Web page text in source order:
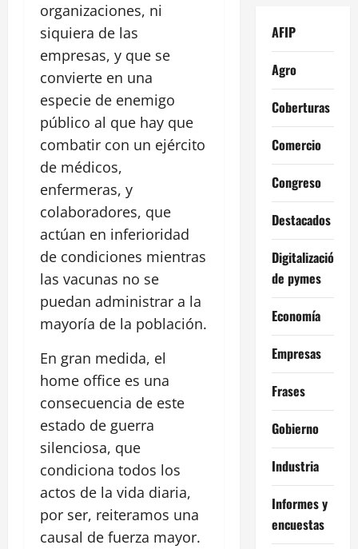
organizaciones, ni
siquiera de las
empresas, y que se
convierte en una
especie de enemigo
público al que hay que
combatir con un ejército
de médicos,
enfermeras, y
colaboradores, que
actúan en inferioridad
de condiciones mientras
las vacunas no se
puedan administrar a la
mayoría de la población.
En gran medida, el
home office es una
consecuencia de este
estado de guerra
silenciosa, que
condiciona todos los
actos de la vida diaria,
por ser, reiteramos una
causal de fuerza mayor.
AFIP
Agro
Coberturas
Comercio
Congreso
Destacados
Digitalización
de pymes
Economía
Empresas
Frases
Gobierno
Industria
Informes y
encuestas